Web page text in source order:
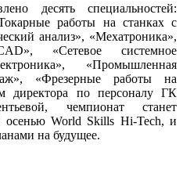
десять специальностей:
работы на станках с
анализ», «Мехатроника»,
«Сетевое системное
«Промышленная
«Фрезерные работы на
по персоналу ГК
чемпионат станет
World Skills Hi-Tech, и
на будущее.